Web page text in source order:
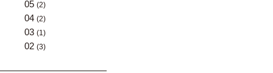
05 (2)
04 (2)
03 (1)
02 (3)